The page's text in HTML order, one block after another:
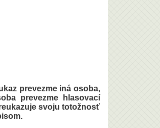
prevezme iná osoba,
prevezme hlasovací
svoju totožnosť